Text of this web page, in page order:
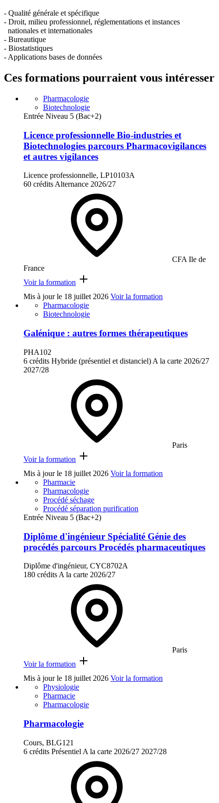
- Qualité générale et spécifique
- Droit, milieu professionnel, réglementations et instances
nationales et internationales
- Bureautique
- Biostatistiques
- Applications bases de données
Ces formations pourraient vous intéresser
Pharmacologie
Biotechnologie
Entrée Niveau 5 (Bac+2)
Licence professionnelle Bio-industries et
Biotechnologies parcours Pharmacovigilances
et autres vigilances
Licence professionnelle, LP10103A
60 crédits Alternance 2026/27
CFA Ile de
France
Voir la formation
Mis à jour le 18 juillet 2026 Voir la formation
Pharmacologie
Biotechnologie
Galénique : autres formes thérapeutiques
PHA102
6 crédits Hybride (présentiel et distanciel) A la carte 2026/27
2027/28
Paris
Voir la formation
Mis à jour le 18 juillet 2026 Voir la formation
Pharmacie
Pharmacologie
Procédé séchage
Procédé séparation purification
Entrée Niveau 5 (Bac+2)
Diplôme d'ingénieur Spécialité Génie des
procédés parcours Procédés pharmaceutiques
Diplôme d'ingénieur, CYC8702A
180 crédits A la carte 2026/27
Paris
Voir la formation
Mis à jour le 18 juillet 2026 Voir la formation
Physiologie
Pharmacie
Pharmacologie
Pharmacologie
Cours, BLG121
6 crédits Présentiel A la carte 2026/27 2027/28